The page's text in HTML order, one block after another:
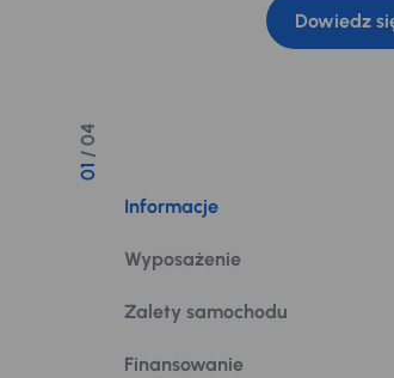
Dowiedz
01
/ 04
Informacje
Wyposażenie
Zalety samochodu
Finansowanie